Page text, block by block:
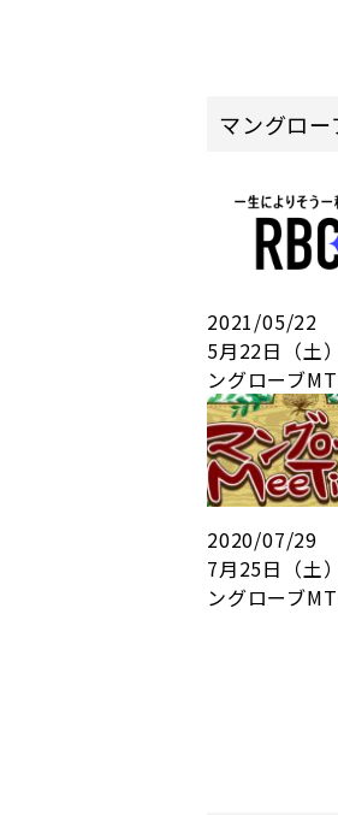
マングロ
2021/05/22
5月22日（土
ングローブ
2020/07/29
7月25日（土
ングローブ